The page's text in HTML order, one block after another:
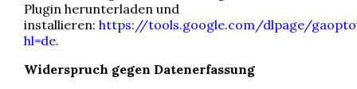
Plugin herunterladen und
installieren: https://tools.google.com/dlpage/
hl=de.
Widerspruch gegen Datenerfassung